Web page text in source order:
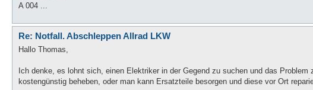
A 004 ...
Re: Notfall. Abschleppen Allrad LKW
Hallo Thomas,
Ich denke, es lohnt sich, einen Elektriker in der Gegend zu suchen und das
kostengünstig beheben, oder man kann Ersatzteile besorgen und diese vor Ort